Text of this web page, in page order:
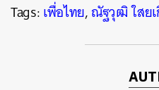
Tags:เพื่อไทย,ณัฐวุฒิ ใสย